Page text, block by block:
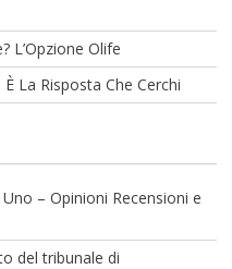
L’Opzione Olife
La Risposta Che Cerchi
– Opinioni Recensioni e
del tribunale di